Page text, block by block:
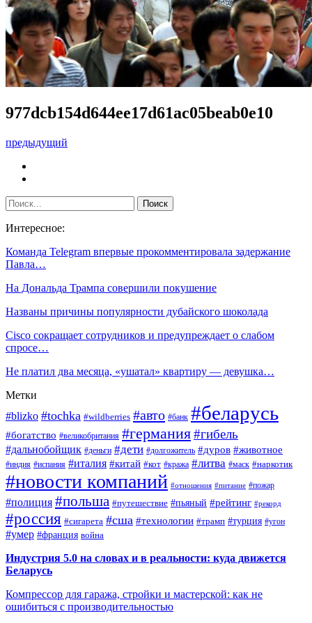
977dcb154d644ee17d61ac05beab0e10
предыдущий
Интересное:
Команда Telegram впервые прокомментировала задержание
Павла…
На Дональда Трампа совершили покушение
Названы причины популярности дубайского шоколада
Cisco сокращает сотрудников и предупреждает о слабом
спросе…
Не платил два месяца, «ушатал» квартиру — девушка…
Метки
#blizko #tochka #wildberries #авто #банк #беларусь
#богатство #великобритания #германия#гибель
#дальнобойщик #деньги #дети #долгожитель #дуров #животное
#индия #испания #италия #китай #кот #кража #литва #маск #наркотик
#новости компаний #отношения #питание #пожар
#полиция #польша #путешествие #пьяный #рейтинг #рекорд
#россия #сигарета #сша #технологии #трамп #турция #угон
#умер #франция война
Индустрия 5.0 на словах и в реальности: куда движется
Беларусь
Компрессор для гаража, стройки и мастерской: как не
ошибиться с производительностью